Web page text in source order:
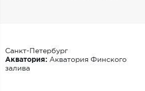
Санкт-Петербург
Акватория: Акватория Финского
залива